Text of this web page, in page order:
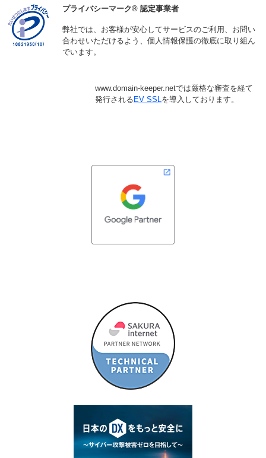
プライバシーマーク® 認定事業者
弊社では、お客様が安心してサービスのご利用、お問い
合わせいただけるよう、個人情報保護の徹底に取り組ん
でいます。
www.domain-keeper.netでは厳格な審査を経て
発行される EV SSLを導入しております。